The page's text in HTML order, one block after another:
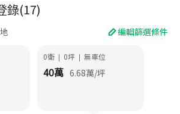
錄(17)
編輯篩選條件
0衛 | 0坪 | 無車位
40萬 6.68萬/坪